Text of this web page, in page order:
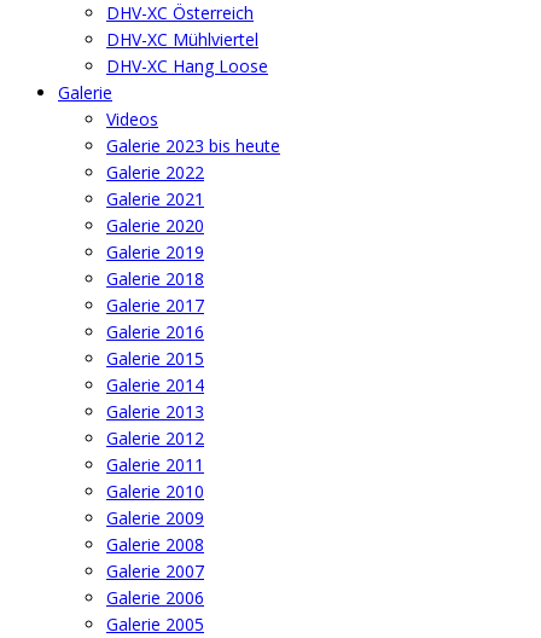
DHV-XC Österreich
DHV-XC Mühlviertel
DHV-XC Hang Loose
Galerie
Videos
Galerie 2023 bis heute
Galerie 2022
Galerie 2021
Galerie 2020
Galerie 2019
Galerie 2018
Galerie 2017
Galerie 2016
Galerie 2015
Galerie 2014
Galerie 2013
Galerie 2012
Galerie 2011
Galerie 2010
Galerie 2009
Galerie 2008
Galerie 2007
Galerie 2006
Galerie 2005